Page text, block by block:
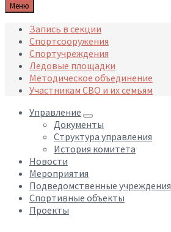
Меню
Запись в секции
Спортсооружения
Спортучреждения
Ледовые площадки
Методическое объединение
Участникам СВО и их семьям
Управление
Документы
Структура управления
История комитета
Новости
Мероприятия
Подведомственные учреждения
Спортивные объекты
Проекты